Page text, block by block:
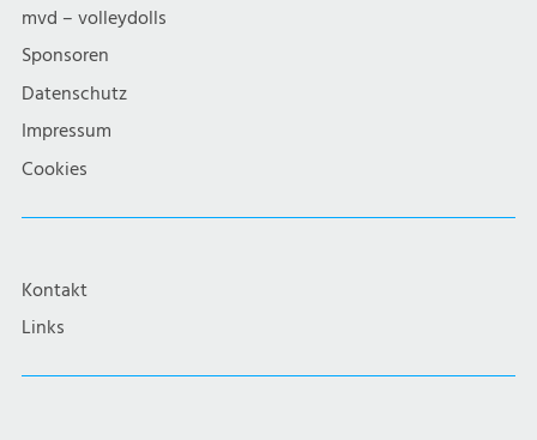
mvd – volleydolls
Sponsoren
Datenschutz
Impressum
Cookies
Kontakt
Links